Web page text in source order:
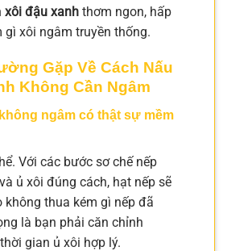
xôi đậu xanh thơm ngon, hấp
gì xôi ngâm truyền thống.
Gặp Về Cách Nấu
Không Cần Ngâm
ngâm có thật sự mềm
Với các bước sơ chế nếp
ủ xôi đúng cách, hạt nếp sẽ
không thua kém gì nếp đã
là bạn phải căn chỉnh
gian ủ xôi hợp lý.